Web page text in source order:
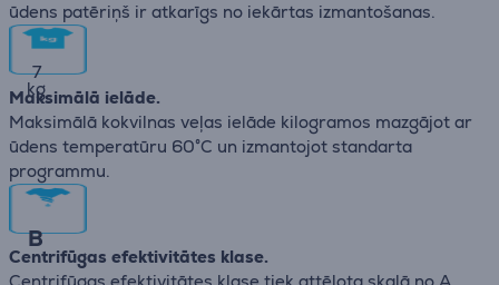
ūdens patēriņš ir atkarīgs no iekārtas izmantošanas.
7
kg
Maksimālā ielāde.
Maksimālā kokvilnas veļas ielāde kilogramos mazgājot ar
ūdens temperatūru 60°C un izmantojot standarta
programmu.
B
Centrifūgas efektivitātes klase.